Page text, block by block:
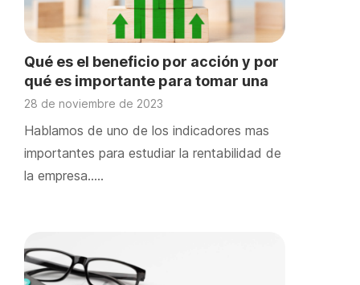
Qué es el beneficio por acción y por
qué es importante para tomar una
decisión empresarial
28 de noviembre de 2023
Hablamos de uno de los indicadores mas
importantes para estudiar la rentabilidad de
la empresa.….